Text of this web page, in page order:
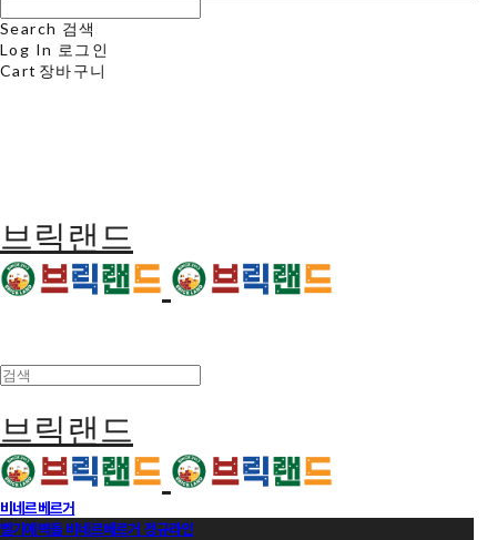
Search 검색
Log In 로그인
Cart 장바구니
브릭랜드
브릭랜드
비네르베르거
벨기에벽돌 비네르베르거 정규라인